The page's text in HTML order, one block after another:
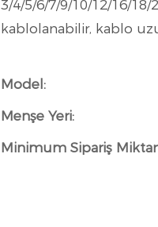
3/4/5/6/7/9/10/12/16/
kablolanabilir, kablo
Model:
Menşe Yeri:
Minimum Sipariş